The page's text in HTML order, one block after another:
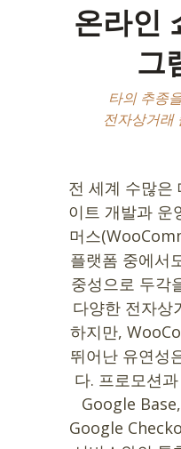
온라인
그
타의 추종
전자상거래
전 세계 수많은
이트 개발과 운
머스
플랫폼 중에서
중성으로 두각
다양한 전자상
하지만,
뛰어난 유연성
다. 프로모션
Google
Google